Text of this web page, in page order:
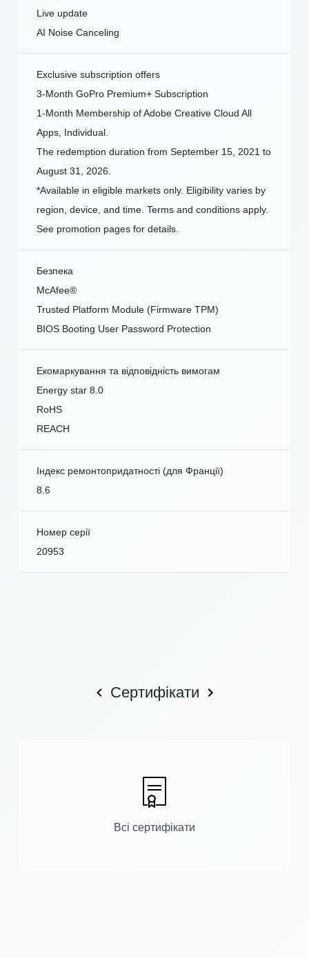
Live update
AI Noise Canceling
Exclusive subscription offers
3-Month GoPro Premium+ Subscription
1-Month Membership of Adobe Creative Cloud All
Apps, Individual.
The redemption duration from September 15, 2021 to
August 31, 2026.
*Available in eligible markets only. Eligibility varies by
region, device, and time. Terms and conditions apply.
See promotion pages for details.
Безпека
McAfee®
Trusted Platform Module (Firmware TPM)
BIOS Booting User Password Protection
Екомаркування та відповідність вимогам
Energy star 8.0
RoHS
REACH
Індекс ремонтопридатності (для Франції)
8.6
Номер серії
20953
Сертифікати
Всі сертифікати